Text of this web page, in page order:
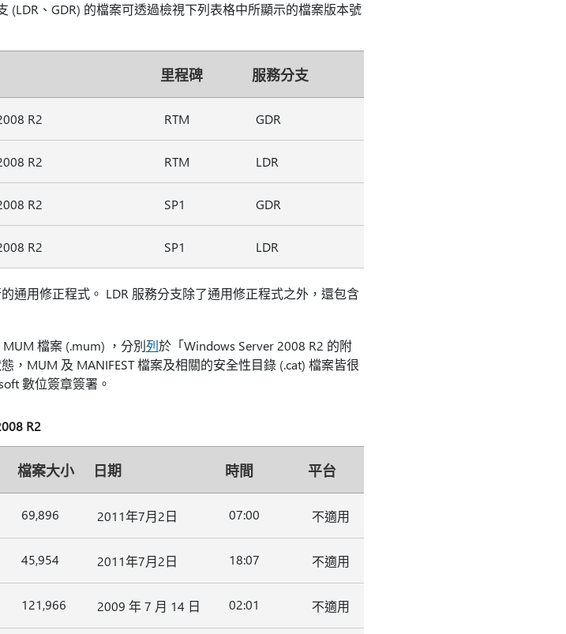
(LDR、GDR) 的檔案可透過檢視下列表格中所顯示的檔案版本號
里程碑 服務分支
R2 RTM GDR
R2 RTM LDR
R2 SP1 GDR
R2 SP1 LDR
通用修正程式。 LDR 服務分支除了通用修正程式之外，還包含
檔案 (.mum) ，分別列於「Windows Server 2008 R2 的附
，MUM 及 MANIFEST 檔案及相關的安全性目錄 (.cat) 檔案皆很
數位簽章簽署。
R2
檔案大小 日期 時間 平台
69,896 2011年7月2日 07:00 不適用
45,954 2011年7月2日 18:07 不適用
121,966 2009 年 7 月 14 日 02:01 不適用